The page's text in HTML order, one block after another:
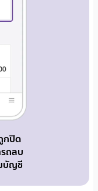
กปิด
ถลบ
บัญชี